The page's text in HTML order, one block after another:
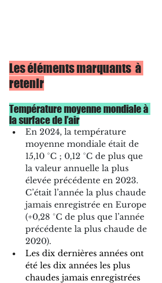
Les éléments marquants  à
retenir
Température moyenne mondiale à
la surface de l’air
En 2024, la température
moyenne mondiale était de
15,10 °C ; 0,12 °C de plus que
la valeur annuelle la plus
élevée précédente en 2023.
C’était l’année la plus chaude
jamais enregistrée en Europe
(+0,28 °C de plus que l’année
précédente la plus chaude de
2020).
Les dix dernières années ont
été les dix années les plus
chaudes jamais enregistrées